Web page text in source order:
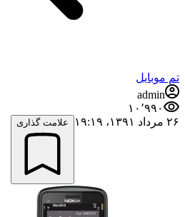
تم موبایل
admin
۱۰٬۹۹۰
۲۶ مرداد ۱۳۹۱،‏ ۱۹:۱۹
علامت گذاری